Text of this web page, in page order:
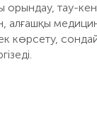
тау-кен
алғашқы
көрсету,